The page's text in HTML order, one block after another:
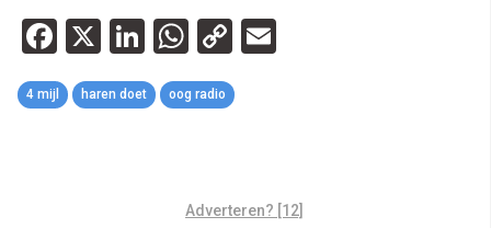
Facebook
X LinkedIn
WhatsApp
Copy
4 mijl haren doet oog radio
Adverteren? [12]